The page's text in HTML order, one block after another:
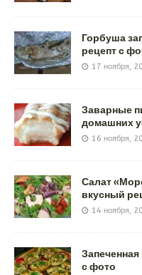
Горбуша
рецепт с
17 ноября,
Заварные
домашних
16 ноября,
Салат
вкусный
14 ноября,
с фото